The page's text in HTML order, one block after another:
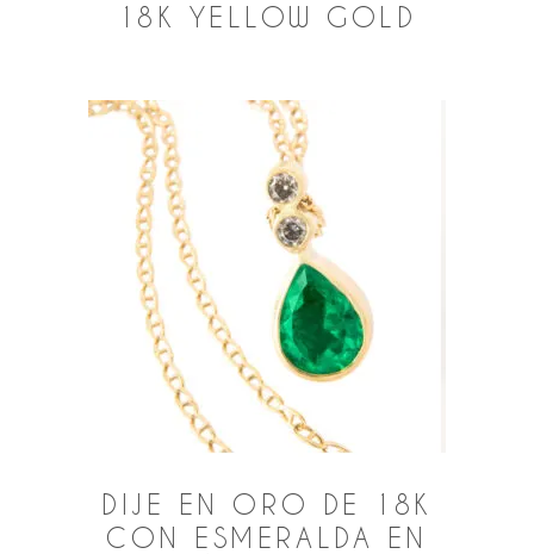
18K YELLOW GOLD
DIJE EN ORO DE 18K
CON ESMERALDA EN